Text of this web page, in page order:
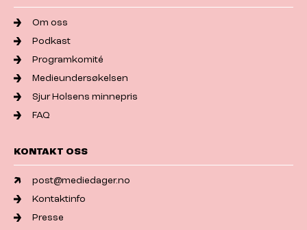
Om oss
Podkast
Programkomité
Medieundersøkelsen
Sjur Holsens minnepris
FAQ
KONTAKT OSS
post@mediedager.no
Kontaktinfo
Presse